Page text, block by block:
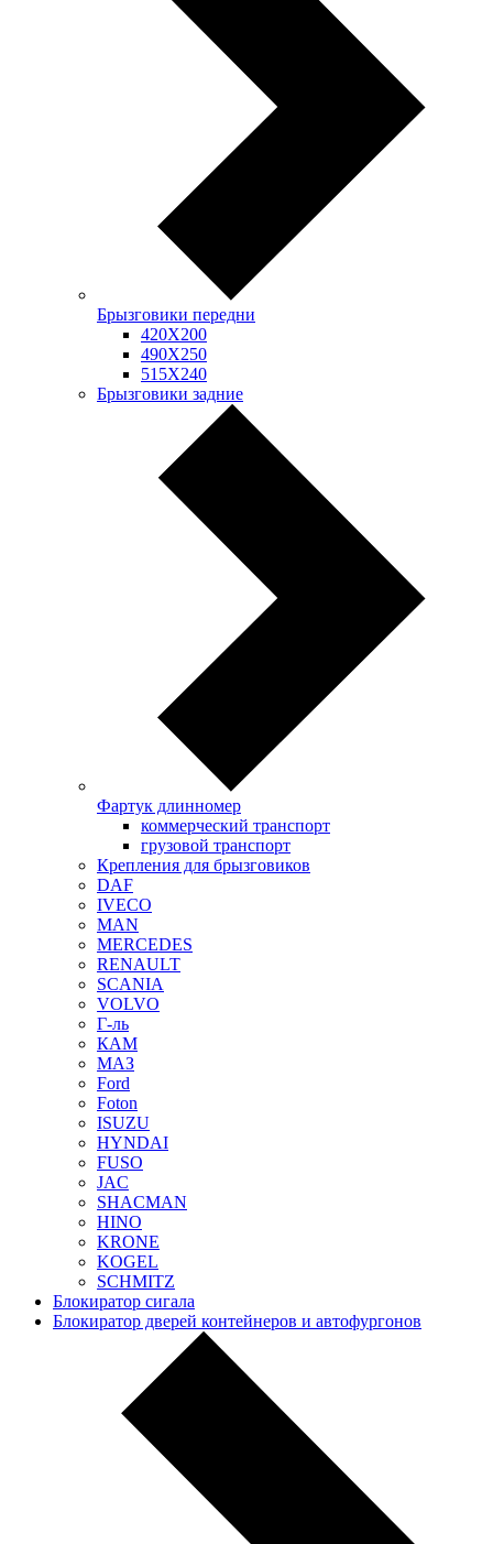
Брызговики передни
420Х200
490Х250
515Х240
Брызговики задние
Фартук длинномер
коммерческий транспорт
грузовой транспорт
Крепления для брызговиков
DAF
IVECO
MAN
MERCEDES
RENAULT
SCANIA
VOLVO
Г-ль
КАМ
МАЗ
Ford
Foton
ISUZU
HYNDAI
FUSO
JAC
SHACMAN
HINO
KRONE
KOGEL
SCHMITZ
Блокиратор сигала
Блокиратор дверей контейнеров и автофургонов